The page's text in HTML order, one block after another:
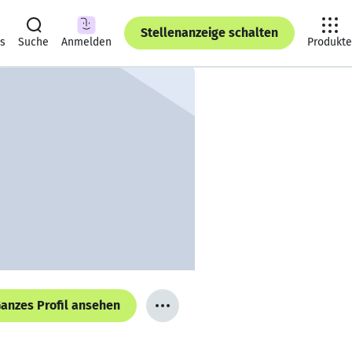
Suche Anmelden
Stellenanzeige schalten
Produkte
Profil ansehen